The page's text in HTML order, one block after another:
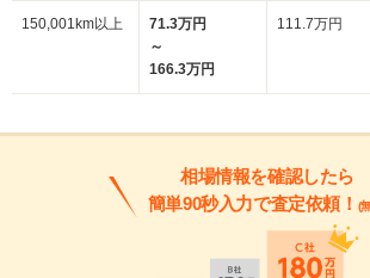
150,001km以上
71.3万円
～
166.3万円
111.7万円
相場情報を確認したら
簡単90秒入力で査定依頼！ (